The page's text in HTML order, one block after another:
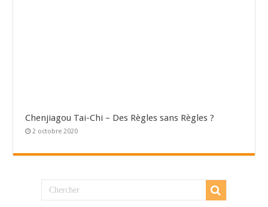
Chenjiagou Tai-Chi – Des Règles sans Règles ?
2 octobre 2020